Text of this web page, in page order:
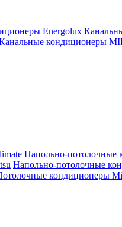
Energolux
кондиционеры
Напольно-потолочные
Напольно-потолочные
кондиционеры